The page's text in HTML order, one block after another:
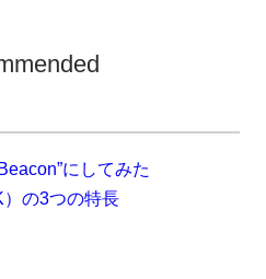
にしてみた
の3つの特長